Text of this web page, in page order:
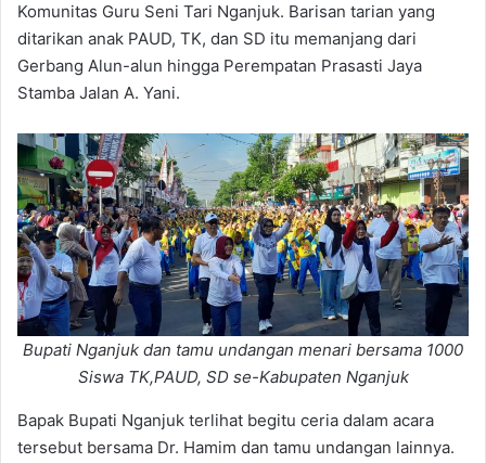
Komunitas Guru Seni Tari Nganjuk. Barisan tarian yang
ditarikan anak PAUD, TK, dan SD itu memanjang dari
Gerbang Alun-alun hingga Perempatan Prasasti Jaya
Stamba Jalan A. Yani.
Bupati Nganjuk dan tamu undangan menari bersama 1000
Siswa TK,PAUD, SD se-Kabupaten Nganjuk
Bapak Bupati Nganjuk terlihat begitu ceria dalam acara
tersebut bersama Dr. Hamim dan tamu undangan lainnya.